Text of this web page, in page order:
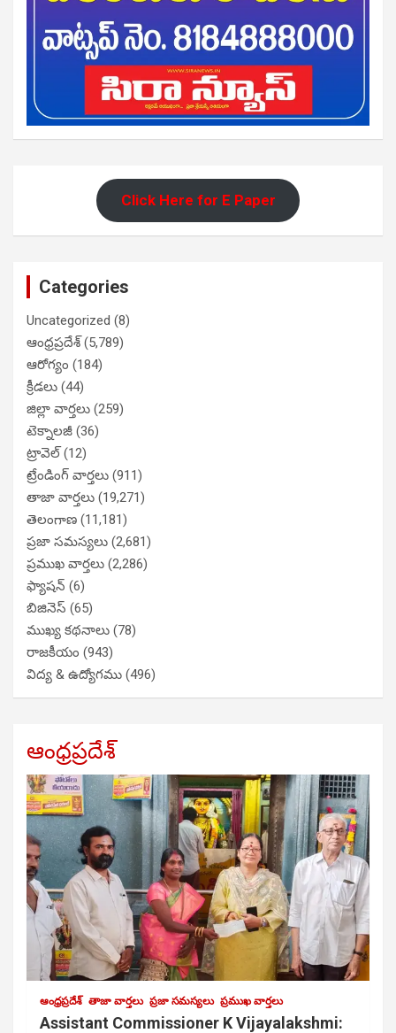
Click Here for E Paper
Categories
Uncategorized (8)
ఆంధ్రప్రదేశ్(5,789)
ఆరోగ్యం (184)
క్రీడలు (44)
జిల్లా వార్తలు (259)
టెక్నాలజీ (36)
ట్రావెల్(12)
ట్రేండింగ్ వార్తలు (911)
తాజా వార్తలు (19,271)
తెలంగాణ (11,181)
ప్రజా సమస్యలు (2,681)
ప్రముఖ వార్తలు (2,286)
ఫ్యాషన్ (6)
బిజినెస్ (65)
ముఖ్య కథనాలు (78)
రాజకీయం (943)
విద్య & ఉద్యోగము (496)
ఆంధ్రప్రదేశ్
ఆంధ్రప్రదేశ్ తాజా వార్తలు ప్రజా సమస్యలు ప్రముఖ వార్తలు
Assistant Commissioner K Vijayalakshmi: